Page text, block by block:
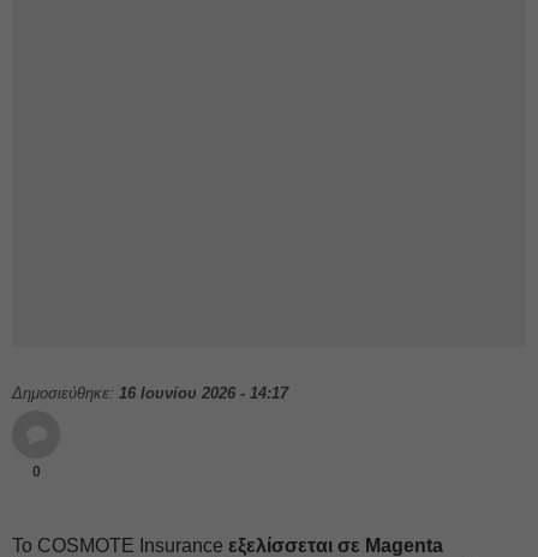
Δημοσιεύθηκε: 16 Ιουνίου 2026 - 14:17
0
Το COSMOTE Insurance εξελίσσεται σε Magenta